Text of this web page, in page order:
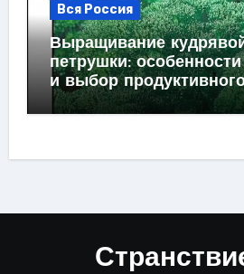
Вся Россия
Выращивание
петрушки: особенности
и выбор